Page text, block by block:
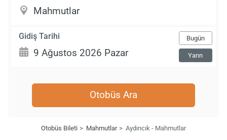
Gidiş Tarihi Bugün
Yarın
Otobüs Ara
Otobüs Bileti Mahmutlar Aydıncık - Mahmutlar